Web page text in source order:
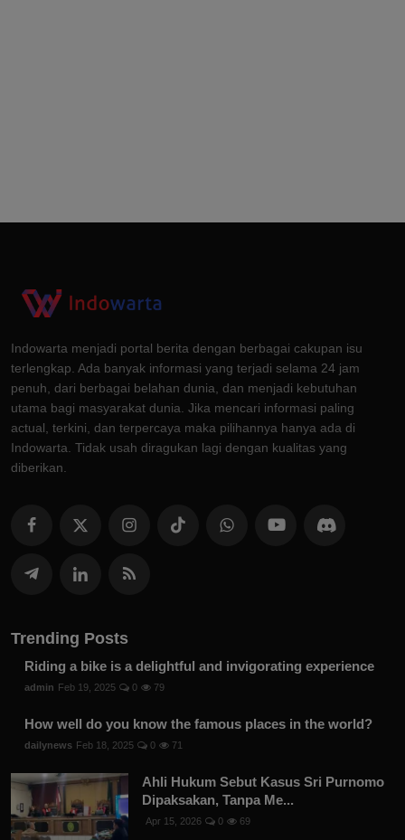
Indowarta menjadi portal berita dengan berbagai cakupan isu
terlengkap. Ada banyak informasi yang terjadi selama 24 jam
penuh, dari berbagai belahan dunia, dan menjadi kebutuhan
utama bagi masyarakat dunia. Jika mencari informasi paling
actual, terkini, dan terpercaya maka pilihannya hanya ada di
Indowarta. Tidak usah diragukan lagi dengan kualitas yang
diberikan.
Trending Posts
Riding a bike is a delightful and invigorating experience
admin Feb 19, 2025 0 79
How well do you know the famous places in the world?
dailynews Feb 18, 2025 0 71
Ahli Hukum Sebut Kasus Sri Purnomo
Dipaksakan, Tanpa Me...
Apr 15, 2026 0 69